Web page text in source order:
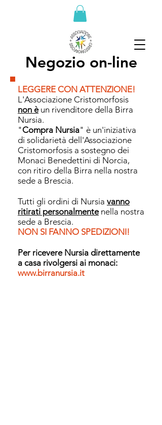
Negozio on-line
LEGGERE CON ATTENZIONE!
L'Associazione Cristomorfosis
non èun rivenditore della Birra
Nursia.
"Compra Nursia" è un'iniziativa
di solidarietà dell'Associazione
Cristomorfosis a sostegno dei
Monaci Benedettini di Norcia,
con ritiro della Birra nella nostra
sede a Brescia.
Tutti gli ordini di Nursia vanno
ritirati personalmentenella nostra
sede a Brescia.
NON SI FANNO SPEDIZIONI!
Per ricevere Nursia direttamente
a casa rivolgersi ai monaci:
www.birranursia.it